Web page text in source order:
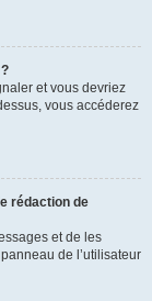
et vous devriez
vous accéderez
rédaction de
et de les
de l’utilisateur